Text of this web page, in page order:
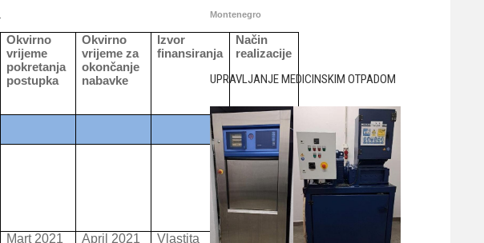
Okvirno
vrijeme
pokretanja
postupka
Okvirno
vrijeme za
okončanje
nabavke
Izvor
finansiranja
Način
realizacije
Mart 2021 April 2021
Vlastita
Okvirni s.
Montenegro
UPRAVLJANJE MEDICINSKIM OTPADOM